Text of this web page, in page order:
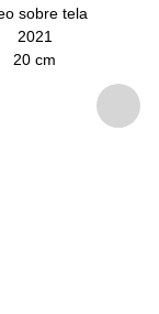
sobre tela
2021
20 cm